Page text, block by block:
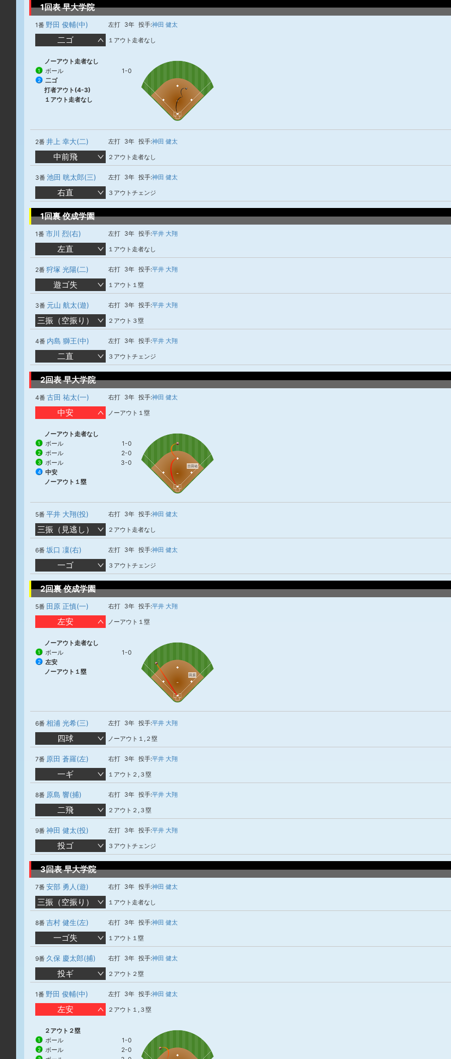
1回表 早大学院
1番 野田 俊輔(中) 左打 3年 投手:神田 健太
二ゴ １アウト走者なし
ノーアウト走者なし
1 ボール 1-0
2
二ゴ
打者アウト(4-3)
１アウト走者なし
2番 井上 幸大(二) 左打 3年 投手:神田 健太
中前飛 ２アウト走者なし
3番 池田 晄太郎(三) 左打 3年 投手:神田 健太
右直 ３アウトチェンジ
1回裏 佼成学園
1番 市川 烈(右) 左打 3年 投手:平井 大翔
左直 １アウト走者なし
2番 狩塚 光陽(二) 右打 3年 投手:平井 大翔
遊ゴ失 １アウト１塁
3番 元山 航太(遊) 右打 3年 投手:平井 大翔
三振（空振り） ２アウト３塁
4番 内島 獅王(中) 左打 3年 投手:平井 大翔
二直 ３アウトチェンジ
2回表 早大学院
4番 古田 祐太(一) 右打 3年 投手:神田 健太
中安 ノーアウト１塁
ノーアウト走者なし
1 ボール 1-0
2 ボール 2-0
3 ボール 3-0
4
中安
ノーアウト１塁
古田祐
5番 平井 大翔(投) 右打 3年 投手:神田 健太
三振（見逃し） ２アウト走者なし
6番 坂口 凜(右) 左打 3年 投手:神田 健太
一ゴ ３アウトチェンジ
2回裏 佼成学園
5番 田原 正慎(一) 右打 3年 投手:平井 大翔
左安 ノーアウト１塁
ノーアウト走者なし
1 ボール 1-0
2
左安
ノーアウト１塁
田原
6番 相浦 光希(三) 左打 3年 投手:平井 大翔
四球 ノーアウト１,２塁
7番 原田 蒼羅(左) 右打 3年 投手:平井 大翔
一ギ １アウト２,３塁
8番 原島 響(捕) 右打 3年 投手:平井 大翔
二飛 ２アウト２,３塁
9番 神田 健太(投) 左打 3年 投手:平井 大翔
投ゴ ３アウトチェンジ
3回表 早大学院
7番 安部 勇人(遊) 右打 3年 投手:神田 健太
三振（空振り） １アウト走者なし
8番 吉村 健生(左) 右打 3年 投手:神田 健太
一ゴ失 １アウト１塁
9番 久保 慶太郎(捕) 右打 3年 投手:神田 健太
投ギ ２アウト２塁
1番 野田 俊輔(中) 左打 3年 投手:神田 健太
左安 ２アウト１,３塁
２アウト２塁
1 ボール 1-0
2 ボール 2-0